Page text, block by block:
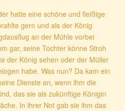
hatte eine schöne und fleißige
gern und als der König
an der Mühle vorbei
gar, seine Tochter könne Stroh
der König sehen oder der Müller
habe. Was nun? Da kam ein
Dienste an, wenn ihm die
das sie als zukünftige Königin
In ihrer Not gab sie ihm das